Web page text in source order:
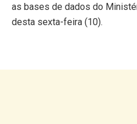
as bases de dados do
desta sexta-feira (10).